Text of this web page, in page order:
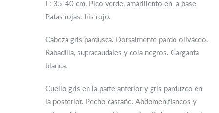
L: 35-40 cm. Pico verde, amarillento en la base.
Patas rojas. Iris rojo.
Cabeza gris pardusca. Dorsalmente pardo oliváceo.
Rabadilla, supracaudales y cola negros. Garganta
blanca.
Cuello gris en la parte anterior y gris parduzco en
la posterior. Pecho castaño. Abdomen,flancos y